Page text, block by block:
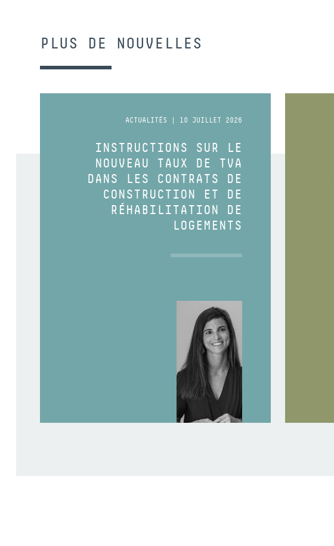
PLUS DE NOUVELLES
ACTUALITÉS | 10 JUILLET 2026
INSTRUCTIONS SUR LE
NOUVEAU TAUX DE TVA
DANS LES CONTRATS DE
CONSTRUCTION ET DE
RÉHABILITATION DE
LOGEMENTS